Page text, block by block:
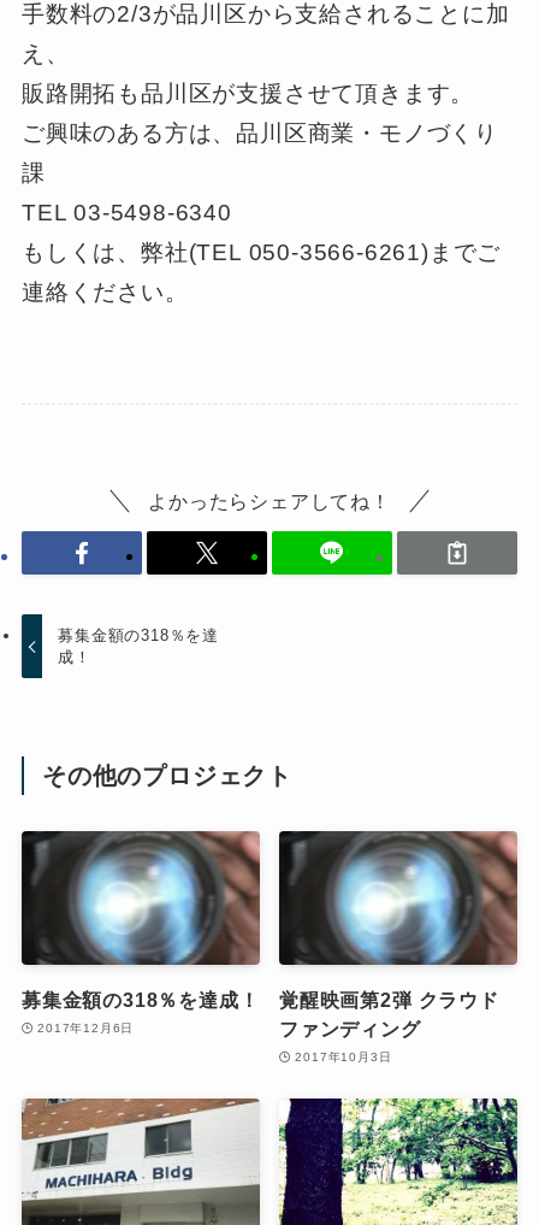
手数料の2/3が品川区から支給されることに加
え、
販路開拓も品川区が支援させて頂きます。
ご興味のある方は、品川区商業・モノづくり
課
TEL 03-5498-6340
もしくは、弊社(TEL 050-3566-6261)までご
連絡ください。
よかったらシェアしてね！
募集金額の318％を達
成！
その他のプロジェクト
募集金額の318％を達成！
2017年12月6日
覚醒映画第2弾 クラウド
ファンディング
2017年10月3日